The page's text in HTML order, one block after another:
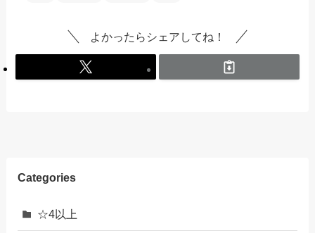
よかったらシェアしてね！
Categories
☆4以上